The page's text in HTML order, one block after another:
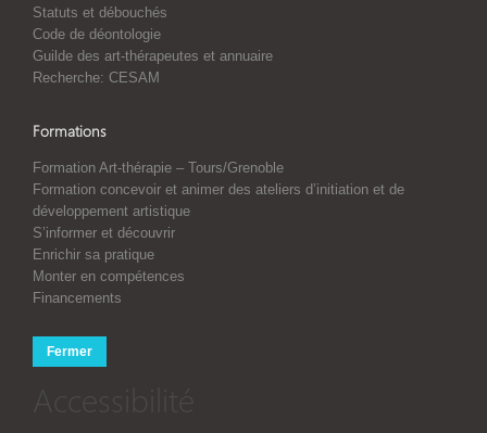
Statuts et débouchés
Code de déontologie
Guilde des art-thérapeutes et annuaire
Recherche: CESAM
Formations
Formation Art-thérapie – Tours/Grenoble
Formation concevoir et animer des ateliers d’initiation et de
développement artistique
S’informer et découvrir
Enrichir sa pratique
Monter en compétences
Financements
Fermer
Accessibilité